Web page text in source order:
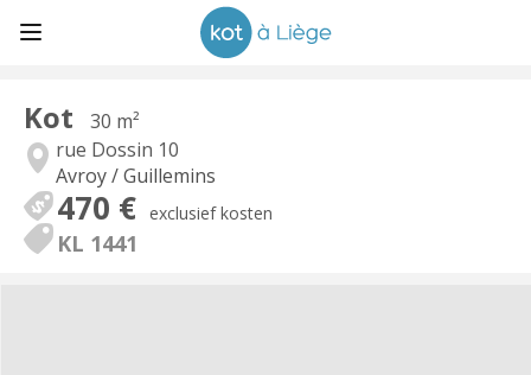
Kot
30 m²
rue Dossin 10
Avroy / Guillemins
470 € exclusief kosten
KL 1441